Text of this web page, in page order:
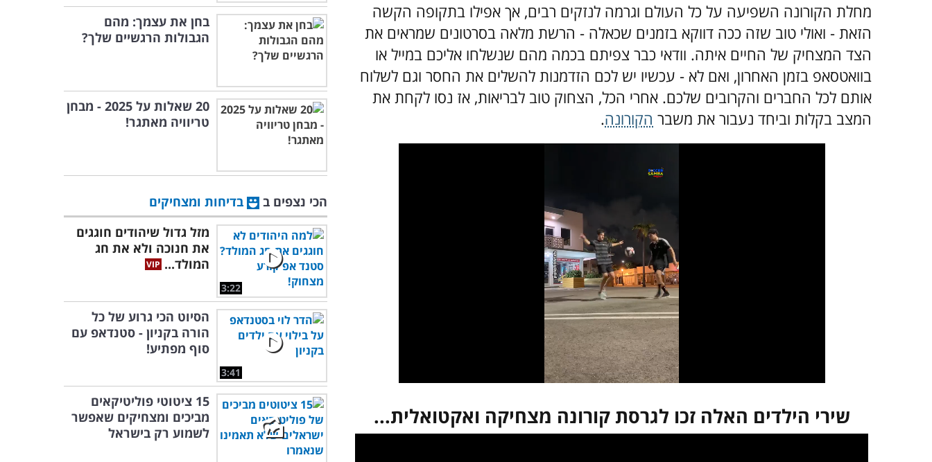
מחלת הקורונה השפיעה על כל העולם וגרמה לנזקים רבים, אך אפילו בתקופה הקשה
הזאת - ואולי טוב שזה ככה דווקא בזמנים שכאלה - הרשת מלאה בסרטונים שמראים את
הצד המצחיק של החיים איתה. וודאי כבר צפיתם בכמה מהם שנשלחו אליכם במייל או
בוואטסאפ בזמן האחרון, ואם לא - עכשיו יש לכם הזדמנות להשלים את החסר וגם לשלוח
אותם לכל החברים והקרובים שלכם. אחרי הכל, הצחוק טוב לבריאות, אז נסו לקחת את
המצב בקלות וביחד נעבור את משבר הקורונה.
שירי הילדים האלה זכו לגרסת קורונה מצחיקה ואקטואלית...
בחן את עצמך: מהם
הגבולות הרגשיים שלך?
20 שאלות על 2025 - מבחן
טריוויה מאתגר!
הכי נצפים ב בדיחות ומצחיקים
3:22
מזל גדול שיהודים חוגגים
את חנוכה ולא את חג
המולד...
3:41
הסיוט הכי גרוע של כל
הורה בקניון - סטנדאפ עם
סוף מפתיע!
15 ציטוטי פוליטיקאים
מביכים ומצחיקים שאפשר
לשמוע רק בישראל